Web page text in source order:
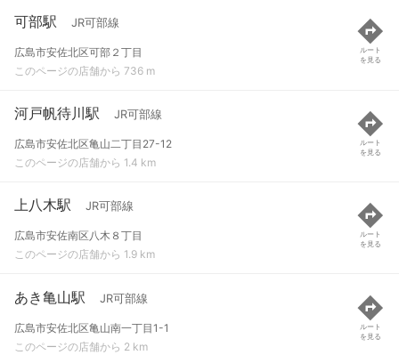
可部駅 JR可部線
広島市安佐北区可部２丁目
このページの店舗から 736 m
ルート
を見る
河戸帆待川駅 JR可部線
広島市安佐北区亀山二丁目27-12
このページの店舗から 1.4 km
ルート
を見る
上八木駅 JR可部線
広島市安佐南区八木８丁目
このページの店舗から 1.9 km
ルート
を見る
あき亀山駅 JR可部線
広島市安佐北区亀山南一丁目1-1
このページの店舗から 2 km
ルート
を見る